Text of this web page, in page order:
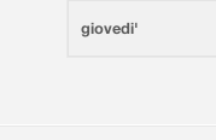
giovedi'